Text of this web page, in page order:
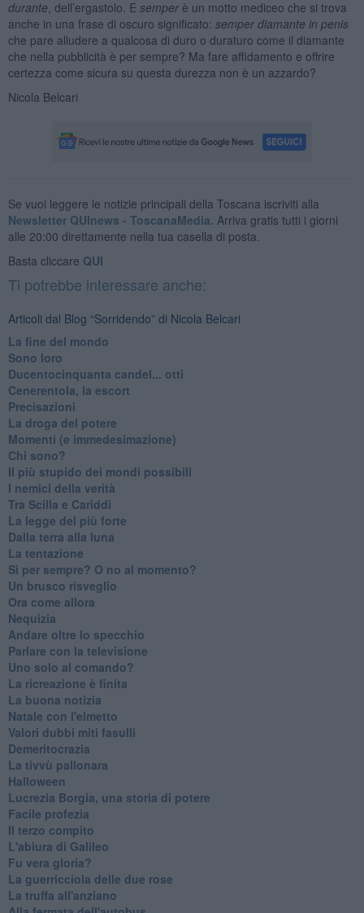
durante , dell’ergastolo. E semperè un motto mediceo che si trova
anche in una frase di oscuro significato: semper diamante in penis
che pare alludere a qualcosa di duro o duraturo come il diamante
che nella pubblicità è per sempre? Ma fare affidamento e offrire
certezza come sicura su questa durezza non è un azzardo?
Nicola Belcari
Se vuoi leggere le notizie principali della Toscana iscriviti alla
Newsletter QUInews - ToscanaMedia. Arriva gratis tutti i giorni
alle 20:00 direttamente nella tua casella di posta.
Basta cliccare QUI
Ti potrebbe interessare anche:
Articoli dal Blog “Sorridendo” di Nicola Belcari
La fine del mondo
Sono loro
Ducentocinquanta candel... otti
Cenerentola, la escort
Precisazioni
La droga del potere
Momenti (e immedesimazione)
Chi sono?
Il più stupido dei mondi possibili
I nemici della verità
Tra Scilla e Cariddi
La legge del più forte
Dalla terra alla luna
La tentazione
​Sì per sempre? O no al momento?
Un brusco risveglio
Ora come allora
Nequizia
Andare oltre lo specchio
Parlare con la televisione
Uno solo al comando?
La ricreazione è finita
La buona notizia
Natale con l'elmetto
Valori dubbi miti fasulli
Demeritocrazia
La tivvù pallonara
Halloween
​Lucrezia Borgia, una storia di potere
Facile profezia
Il terzo compito
L'abiura di Galileo
Fu vera gloria?
La guerricciola delle due rose
La truffa all'anziano